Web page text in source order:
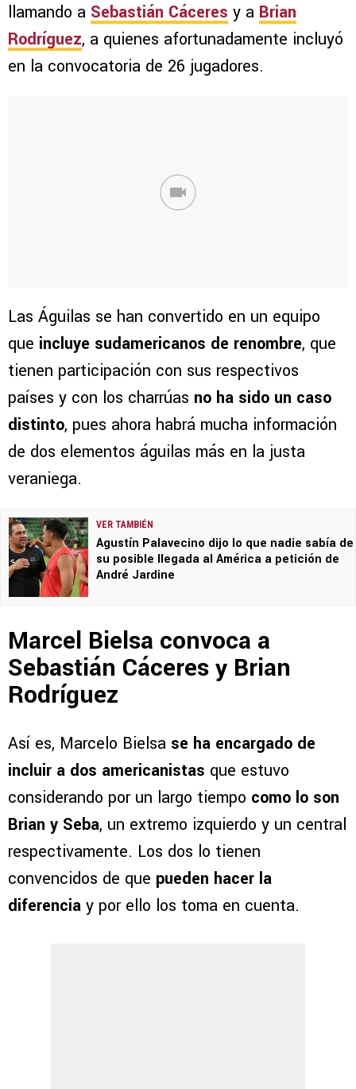
llamando a Sebastián Cáceres y a Brian
Rodríguez, a quienes afortunadamente incluyó
en la convocatoria de 26 jugadores.
Las Águilas se han convertido en un equipo
que incluye sudamericanos de renombre, que
tienen participación con sus respectivos
países y con los charrúas no ha sido un caso
distinto, pues ahora habrá mucha información
de dos elementos águilas más en la justa
veraniega.
VER TAMBIÉN
Agustín Palavecino dijo lo que nadie sabía de
su posible llegada al América a petición de
André Jardine
Marcel Bielsa convoca a
Sebastián Cáceres y Brian
Rodríguez
Así es, Marcelo Bielsa se ha encargado de
incluir a dos americanistas que estuvo
considerando por un largo tiempo como lo son
Brian y Seba, un extremo izquierdo y un central
respectivamente. Los dos lo tienen
convencidos de que pueden hacer la
diferencia y por ello los toma en cuenta.